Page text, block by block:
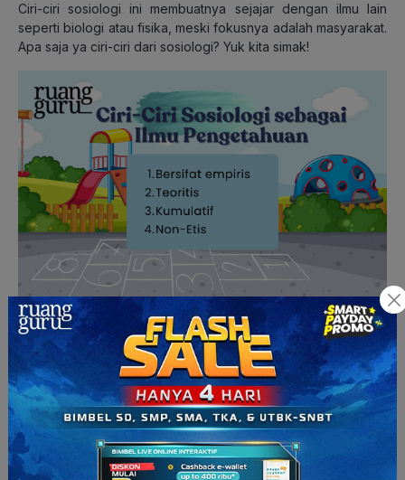
Ciri-ciri sosiologi ini membuatnya sejajar dengan ilmu lain
seperti biologi atau fisika, meski fokusnya adalah masyarakat.
Apa saja ya ciri-ciri dari sosiologi? Yuk kita simak!
1. Bersifat Empiris
Artinya, sosiologi
berdasarkan pada pengamatan nyata di
lapangan. Pengetahuan sosiologi nggak asal tebak atau
asumsi, tapi didasarkan pada data yang bisa dibuktikan.
Para sosiolog melakukan survei, wawancara, dan observasi